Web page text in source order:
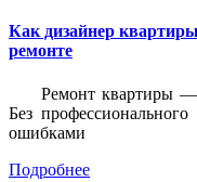
Как дизайнер
ремонте
Ремонт квартиры
Без
ошибками
Подробнее